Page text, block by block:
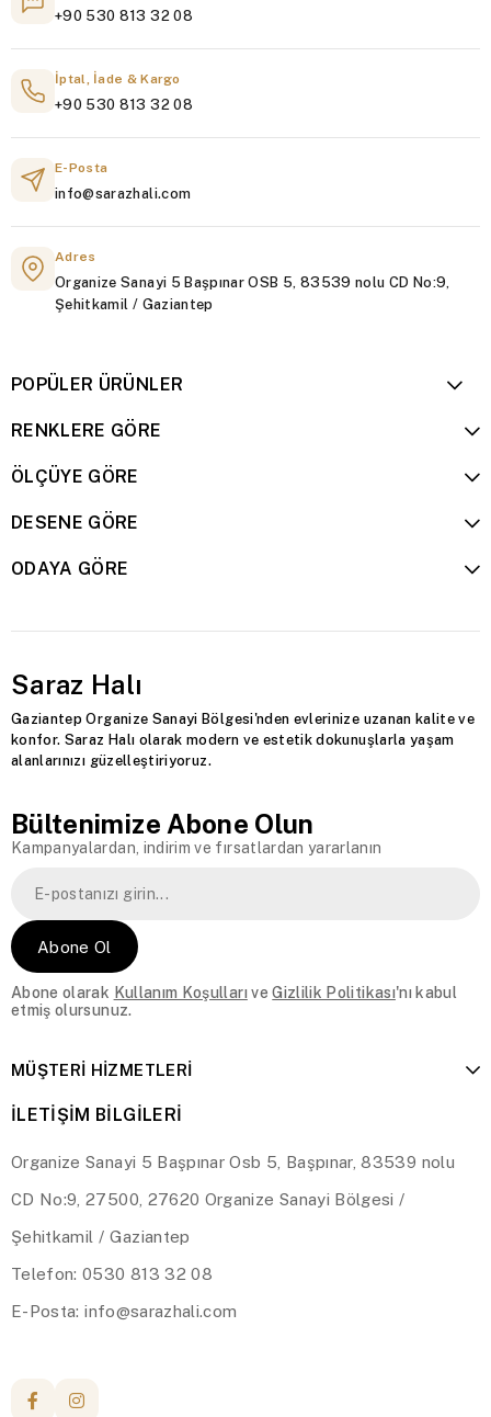
+90 530 813 32 08
İptal, İade & Kargo
+90 530 813 32 08
E-Posta
info@sarazhali.com
Adres
Organize Sanayi 5 Başpınar OSB 5, 83539 nolu CD No:9,
Şehitkamil / Gaziantep
POPÜLER ÜRÜNLER
RENKLERE GÖRE
ÖLÇÜYE GÖRE
DESENE GÖRE
ODAYA GÖRE
Saraz Halı
Gaziantep Organize Sanayi Bölgesi'nden evlerinize uzanan kalite ve
konfor. Saraz Halı olarak modern ve estetik dokunuşlarla yaşam
alanlarınızı güzelleştiriyoruz.
Bültenimize Abone Olun
Kampanyalardan, indirim ve fırsatlardan yararlanın
Abone Ol
Abone olarak Kullanım KoşullarıveGizlilik Politikası'nı kabul
etmiş olursunuz.
MÜŞTERİ HİZMETLERİ
İLETİŞİM BİLGİLERİ
Organize Sanayi 5 Başpınar Osb 5, Başpınar, 83539 nolu
CD No:9, 27500, 27620 Organize Sanayi Bölgesi /
Şehitkamil / Gaziantep
Telefon: 0530 813 32 08
E-Posta:info@sarazhali.com